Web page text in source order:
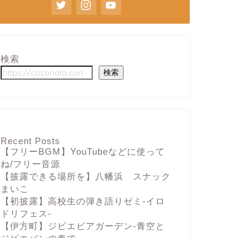
検索
検索
Recent Posts
【フリーBGM】YouTubeなどに使って
ね/フリー音源
【披露できる場所を】八幡浜 スナック
まいこ
【初披露】高校生の弾き語りゼミ-イロ
ドリフェス-
【伊方町】ジビエビアガーデン-青空と